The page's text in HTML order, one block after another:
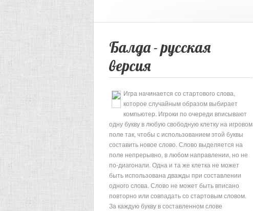
Балда - русская
версия
Игра начинается со стартового слова,
которое случайным образом выбирает
компьютер. Игроки по очереди вписывают
одну букву в любую свободную клетку на игровом
поле так, чтобы с использованием этой буквы
составить новое слово. Слово выделяется на
поле непрерывно, в любом направлении, но не
по-диагонали. Одна и та же клетка не может
быть использована дважды при составлении
одного слова. Слово не может быть вписано
повторно или совпадать со стартовым словом.
За каждую букву в составленном слове